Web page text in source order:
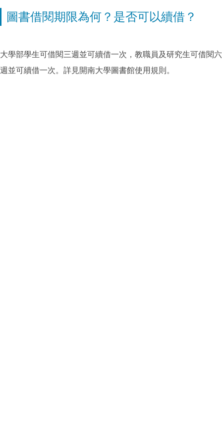
圖書借閱期限為何？是否可以續借？
大學部學生可借閱三週並可續借一次，教職員及研究生可借閱六
週並可續借一次。詳見開南大學圖書館使用規則。